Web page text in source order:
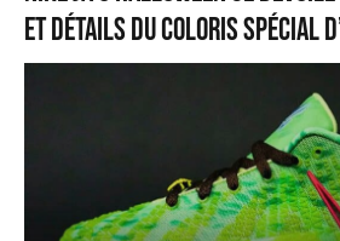
et détails du coloris spécial